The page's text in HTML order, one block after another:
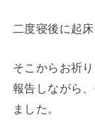
二度寝後に起
そこからお祈
報告しながら
ました。